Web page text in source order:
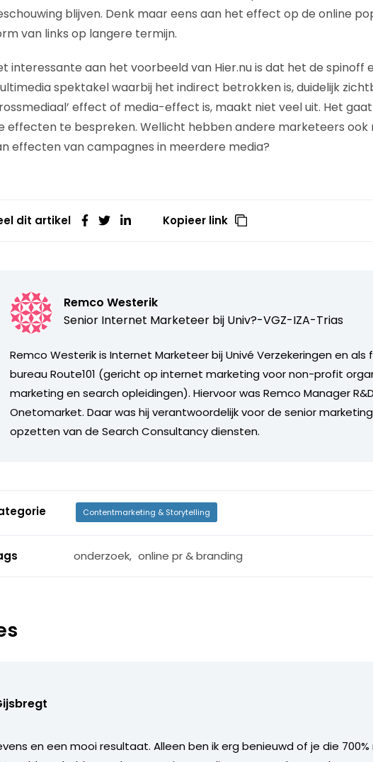
blijven. Denk maar eens aan het effect op de online
van links op langere termijn.
interessante aan het voorbeeld van Hier.nu is dat het de spinoff
spektakel waarbij het indirect betrokken is, duidelijk
effect of media-effect is, maakt niet veel uit. Het
effecten te bespreken. Wellicht hebben andere marketeers ook
effecten van campagnes in meerdere media?
dit artikel Kopieer link
Remco Westerik
Senior Internet Marketeer bij Univ?-VGZ-IZA-Trias
Remco Westerik is Internet Marketeer bij Univé Verzekeringen en
bureau Route101 (gericht op internet marketing voor non-profit
marketing en search opleidingen). Hiervoor was Remco Manager
Onetomarket. Daar was hij verantwoordelijk voor de senior
opzetten van de Search Consultancy diensten.
Contentmarketing & Storytelling
onderzoek, online pr & branding
en een mooi resultaat. Alleen ben ik erg benieuwd of je die